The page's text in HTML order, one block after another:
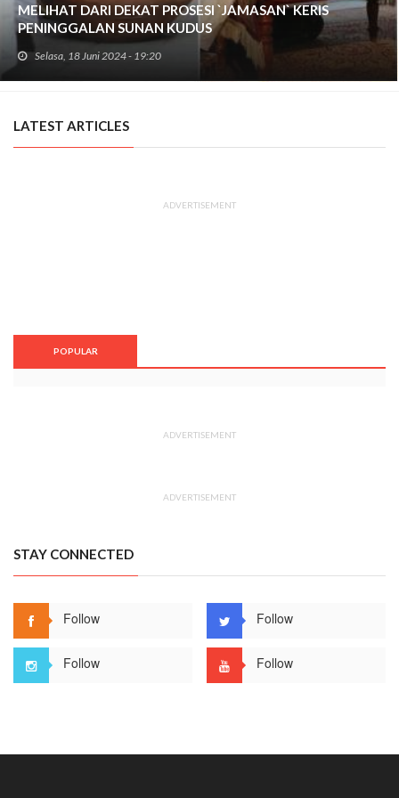
MELIHAT DARI DEKAT PROSESI `JAMASAN` KERIS
PENINGGALAN SUNAN KUDUS
Selasa, 18 Juni 2024 - 19:20
Travelklik, Suasana tajug kompleks Masjid Menara dan
LATEST ARTICLES
ADVERTISEMENT
POPULAR
ADVERTISEMENT
ADVERTISEMENT
STAY CONNECTED
Follow Follow
Follow Follow